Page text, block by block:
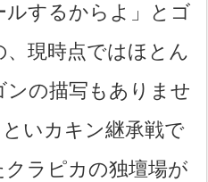
ルするからよ」とゴ
現時点ではほとん
の描写もありませ
いカキン継承戦で
ラピカの独壇場が